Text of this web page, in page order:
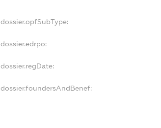
dossier.opfSubType:
dossier.edrpo:
dossier.regDate:
dossier.foundersAndBenef: